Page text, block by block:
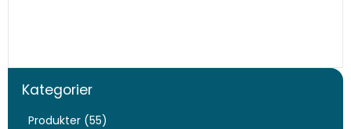
Kategorier
Produkter (55)